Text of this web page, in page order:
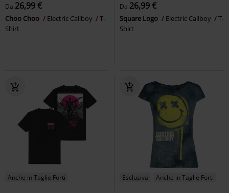
Da 26,99 €
Choo Choo Electric Callboy
T-
Shirt
Da 26,99 €
Square Logo Electric Callboy
T-
Shirt
Anche in Taglie Forti Esclusiva Anche in Taglie Forti